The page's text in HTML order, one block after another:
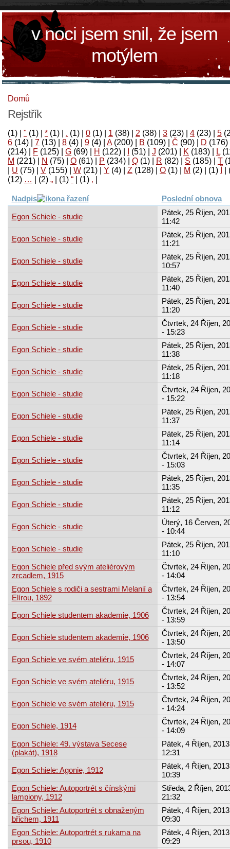
v noci jsem snil, že jsem
motýlem
Domů
Rejstřík
(1) " (1) * (1) . (1) 0 (1) 1 (38) 2 (38) 3 (23) 4 (23) 5
6 (14) 7 (13) 8 (4) 9 (4) A(200) B (109) Č (90) D (176)
(214)
F (125) G (69) H (122) (51) J (201) K (183) L
M (221) N (75) O (61) P (234) Q (1) R (82) S (185) T
U (75) V (155) W (21) Y (4) Z (128) Ο (1) М (2)
(1)
‚
(1)
“
(1)
„
(2)
…
(12)
Nadpis Poslední obnova
Egon Schiele - studie
Pátek, 25 Říjen,
11:42
Egon Schiele - studie
Pátek, 25 Říjen,
11:21
Egon Schiele - studie
Pátek, 25 Říjen,
10:57
Egon Schiele - studie
Pátek, 25 Říjen,
11:40
Egon Schiele - studie
Pátek, 25 Říjen,
11:20
Egon Schiele - studie
Čtvrtek, 24 Říjen,
- 15:23
Egon Schiele - studie
Pátek, 25 Říjen,
11:38
Egon Schiele - studie
Pátek, 25 Říjen,
11:18
Egon Schiele - studie
Čtvrtek, 24 Říjen,
- 15:22
Egon Schiele - studie
Pátek, 25 Říjen,
11:37
Egon Schiele - studie
Pátek, 25 Říjen,
11:14
Egon Schiele - studie
Čtvrtek, 24 Říjen,
- 15:03
Egon Schiele - studie
Pátek, 25 Říjen,
11:35
Egon Schiele - studie
Pátek, 25 Říjen,
11:12
Egon Schiele - studie
Úterý, 16 Červen,
- 10:44
Egon Schiele - studie
Pátek, 25 Říjen,
11:10
Egon Schiele před svým ateliérovým
zrcadlem, 1915
Čtvrtek, 24 Říjen,
- 14:04
Egon Schiele s rodiči a sestrami Melanií a
Elírou, 1892
Čtvrtek, 24 Říjen,
- 13:54
Egon Schiele studentem akademie, 1906
Čtvrtek, 24 Říjen,
- 13:59
Egon Schiele studentem akademie, 1906
Čtvrtek, 24 Říjen,
- 13:50
Egon Schiele ve svém ateliéru, 1915
Čtvrtek, 24 Říjen,
- 14:07
Egon Schiele ve svém ateliéru, 1915
Čtvrtek, 24 Říjen,
- 13:52
Egon Schiele ve svém ateliéru, 1915
Čtvrtek, 24 Říjen,
- 14:24
Egon Schiele, 1914
Čtvrtek, 24 Říjen,
- 14:09
Egon Schiele: 49. výstava Secese
(plakát), 1918
Pátek, 4 Říjen,
12:31
Egon Schiele: Agonie, 1912
Pátek, 4 Říjen,
10:39
Egon Schiele: Autoportrét s čínskými
lampiony, 1912
Středa, 2 Říjen,
21:32
Egon Schiele: Autoportrét s obnaženým
břichem, 1911
Pátek, 4 Říjen,
09:30
Egon Schiele: Autoportrét s rukama na
prsou, 1910
Pátek, 4 Říjen,
09:29